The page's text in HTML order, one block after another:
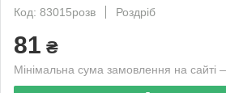
Код: 83015розв
Роздріб
81 ₴
Мінімальна сума замовлення на сайті